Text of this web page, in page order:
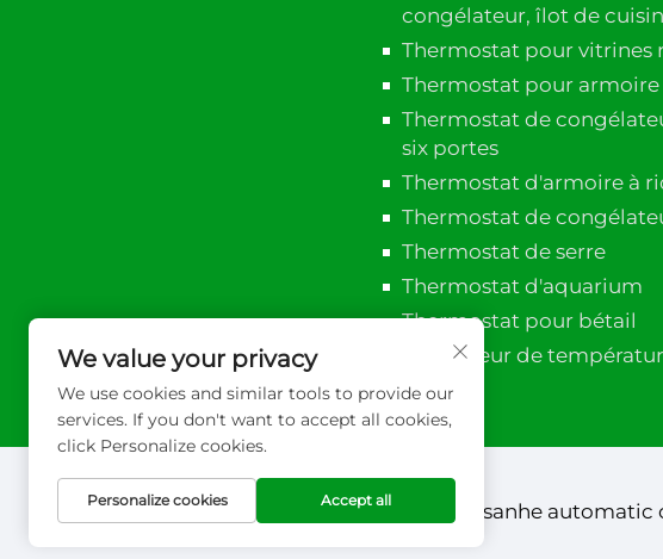
congélateur, îlot de
Thermostat pour vitrines
Thermostat pour armoire
Thermostat de
six portes
Thermostat d'armoire à
Thermostat de
Thermostat de serre
Thermostat d'aquarium
Thermostat pour bétail
Contrôleur de
Copyright © 2026 Xuzhou sanhe automatic
We value your privacy
We use cookies and similar tools to provide our
services. If you don't want to accept all cookies,
click Personalize cookies.
Personalize cookies Accept all